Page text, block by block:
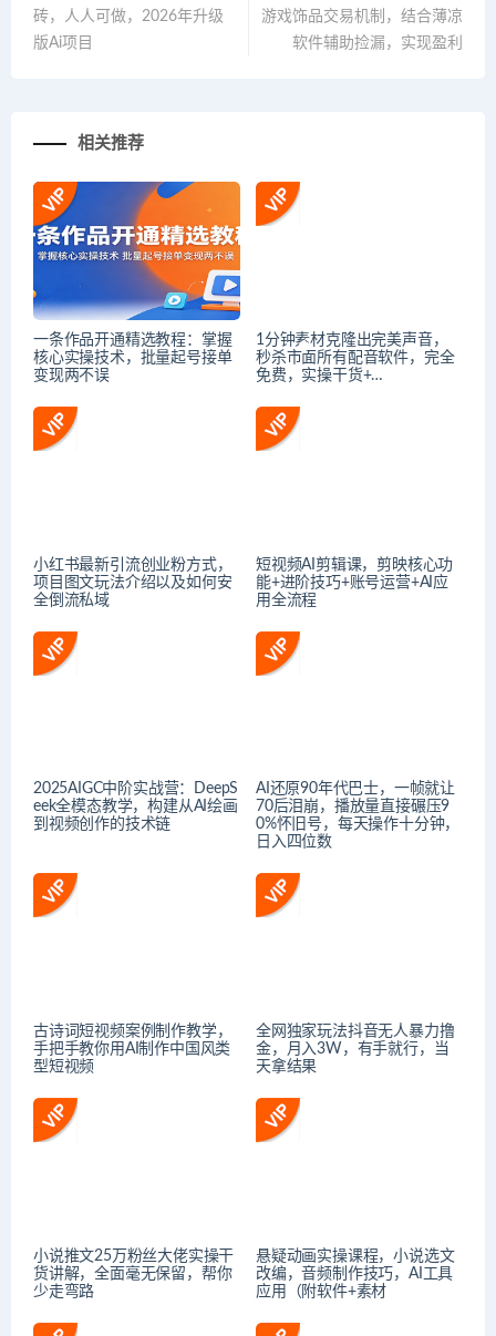
砖，人人可做，2026年升级
版Ai项目
游戏饰品交易机制，结合薄凉
软件辅助捡漏，实现盈利
相关推荐
一条作品开通精选教程：掌握
核心实操技术，批量起号接单
变现两不误
1分钟素材克隆出完美声音，
秒杀市面所有配音软件，完全
免费，实操干货+…
小红书最新引流创业粉方式，
项目图文玩法介绍以及如何安
全倒流私域
短视频AI剪辑课，剪映核心功
能+进阶技巧+账号运营+AI应
用全流程
2025AIGC中阶实战营：DeepS
eek全模态教学，构建从AI绘画
到视频创作的技术链
AI还原90年代巴士，一帧就让
70后泪崩，播放量直接碾压9
0%怀旧号，每天操作十分钟，
日入四位数
古诗词短视频案例制作教学，
手把手教你用AI制作中国风类
型短视频
全网独家玩法抖音无人暴力撸
金，月入3W，有手就行，当
天拿结果
小说推文25万粉丝大佬实操干
货讲解，全面毫无保留，帮你
少走弯路
悬疑动画实操课程，小说选文
改编，音频制作技巧，AI工具
应用（附软件+素材